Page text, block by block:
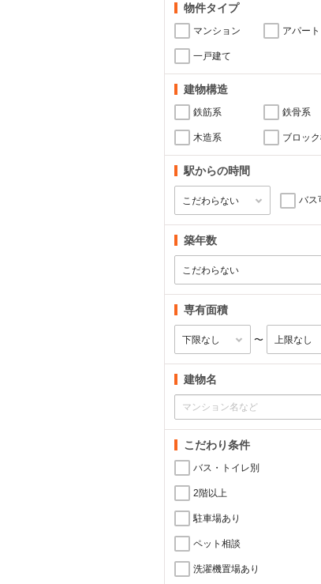
物件タイプ
マンション アパート
一戸建て
建物構造
鉄筋系 鉄骨系
木造系 ブロッ
駅からの時間
バス
築年数
専有面積
〜
建物名
こだわり条件
バス・トイレ別
2階以上
駐車場あり
ペット相談
洗濯機置場あり